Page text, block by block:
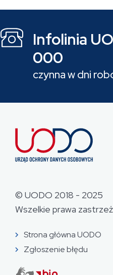
Infolinia
000
czynna w dni
© UODO 2018 - 2025
Wszelkie prawa
Strona główna UODO
Zgłoszenie błędu